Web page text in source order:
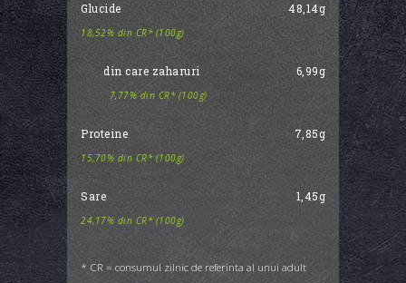
Glucide 48,14g
18,52% din CR* (100g)
din care zaharuri 6,99g
7,77% din CR* (100g)
Proteine 7,85g
15,70% din CR* (100g)
Sare 1,45g
24,17% din CR* (100g)
* CR = consumul zilnic de referinta al unui adult